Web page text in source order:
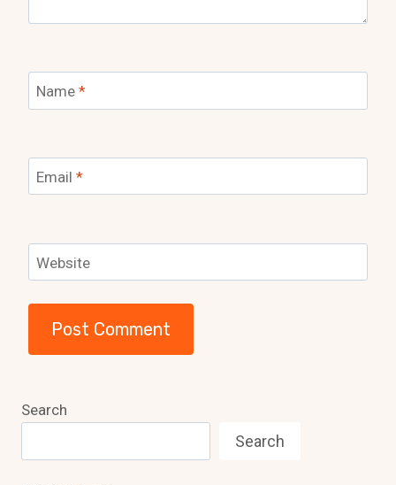
Name *
Email *
Website
Search
Search